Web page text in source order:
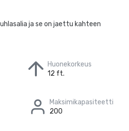
ja se on jaettu kahteen
Huonekorkeus
12 ft.
Maksimikapasiteetti
200